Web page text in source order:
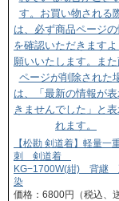
【松勘 剣道着】軽量一
刺 剣道着
KG−1700W(紺) 背継
染
価格：6800円（税込、